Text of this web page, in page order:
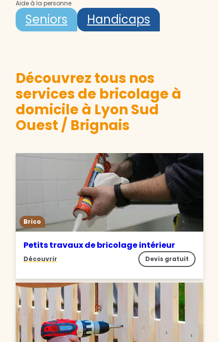
Aide à la personne
Seniors Handicaps
Découvrez tous nos
services de bricolage à
domicile à Lyon Sud
Ouest / Brignais
Brico
Petits travaux de bricolage intérieur
Découvrir Devis gratuit